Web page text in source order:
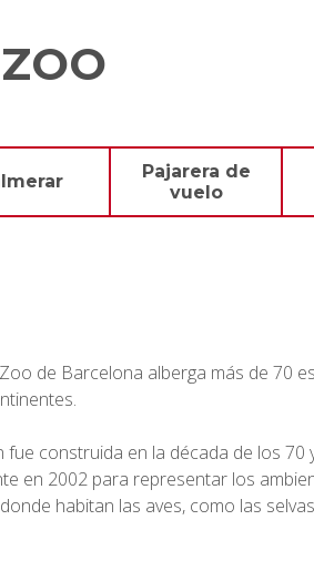
Pajarera de
vuelo
de Barcelona alberga más de 70
fue construida en la década de los 70
en 2002 para representar los
habitan las aves, como las